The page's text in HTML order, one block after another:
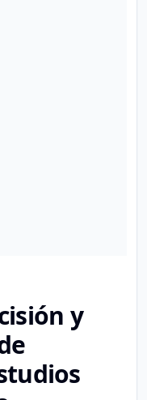
y